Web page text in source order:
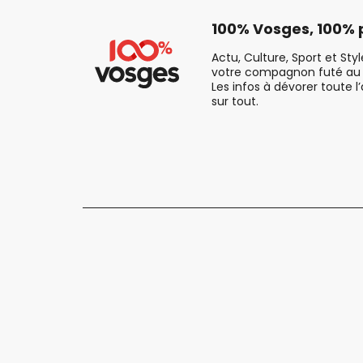
100% Vosges,
Actu, Culture, Sport et
votre compagnon futé au
Les infos à dévorer toute
sur tout.